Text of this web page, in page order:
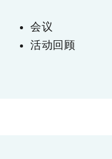
会议
活动回顾